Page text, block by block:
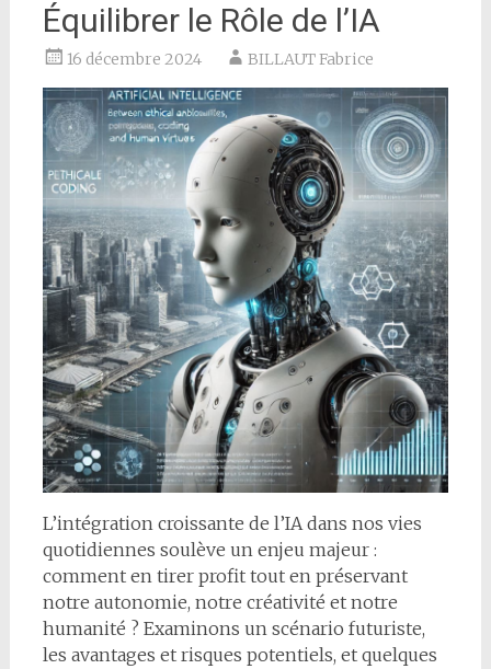
Équilibrer le Rôle de l’IA
16 décembre 2024 BILLAUT Fabrice
L’intégration croissante de l’IA dans nos vies
quotidiennes soulève un enjeu majeur :
comment en tirer profit tout en préservant
notre autonomie, notre créativité et notre
humanité ? Examinons un scénario futuriste,
les avantages et risques potentiels, et quelques